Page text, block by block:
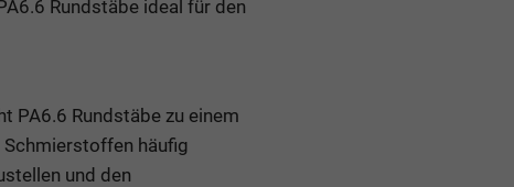
Rundstäbe ideal für den
PA6.6 Rundstäbe zu einem
häufig
und den